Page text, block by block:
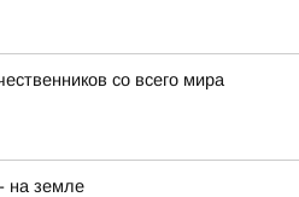
со всего мира
на земле